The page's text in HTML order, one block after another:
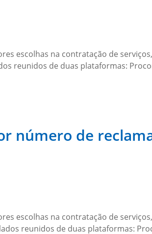
escolhas na contratação de
reunidos de duas plataformas:
número de
escolhas na contratação de
reunidos de duas plataformas: